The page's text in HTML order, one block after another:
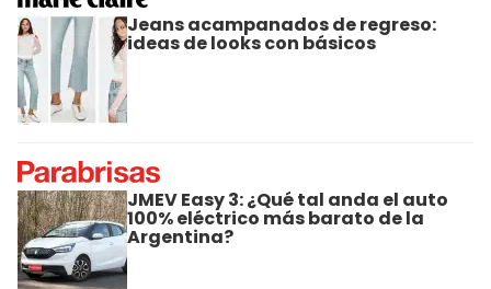
Jeans acampanados de regreso:
ideas de looks con básicos
JMEV Easy 3: ¿Qué tal anda el auto
100% eléctrico más barato de la
Argentina?